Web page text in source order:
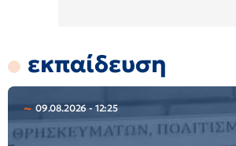
εκπαίδευση
09.08.2026 - 12:25